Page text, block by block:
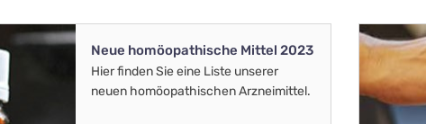
Neue homöopathische Mittel 2023
Hier finden Sie eine Liste unserer
neuen homöopathischen Arzneimittel.